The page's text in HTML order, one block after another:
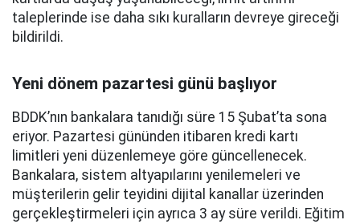
taleplerinde ise daha sıkı kuralların devreye gireceği
bildirildi.
Yeni dönem pazartesi günü başlıyor
BDDK’nın bankalara tanıdığı süre 15 Şubat’ta sona
eriyor. Pazartesi gününden itibaren kredi kartı
limitleri yeni düzenlemeye göre güncellenecek.
Bankalara, sistem altyapılarını yenilemeleri ve
müşterilerin gelir teyidini dijital kanallar üzerinden
gerçekleştirmeleri için ayrıca 3 ay süre verildi. Eğitim